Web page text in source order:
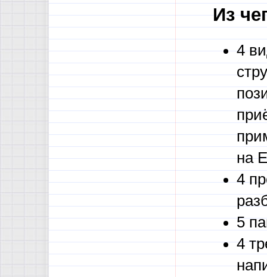
Из
4
на
4
5
4